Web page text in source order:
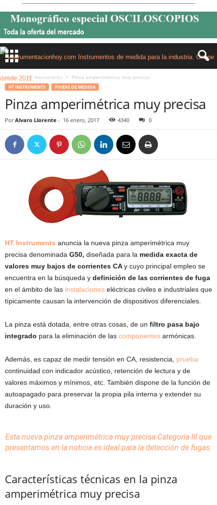
Inicio HT Instruments Pinza amperimétrica muy precisa
HT INSTRUMENTS PINZAS DE MEDIDA
Pinza amperimétrica muy precisa
Por Alvaro Llorente - 16 enero, 2017 4340 0
HT Instruments anuncia la nueva pinza amperimétrica muy
precisa denominada G50, diseñada para la medida exacta de
valores muy bajos de corrientes CAy cuyo principal empleo se
encuentra en la búsqueda y definición de las corrientes de fuga
en el ámbito de las instalaciones eléctricas civiles e industriales que
típicamente causan la intervención de dispositivos diferenciales.
La pinza está dotada, entre otras cosas, de un filtro pasa bajo
integrado para la eliminación de las componentes armónicas.
Además, es capaz de medir tensión en CA, resistencia, prueba
continuidad con indicador acústico, retención de lectura y de
valores máximos y mínimos, etc. También dispone de la función de
autoapagado para preservar la propia pila interna y extender su
duración y uso.
Esta nueva pinza amperimétrica muy precisa Categoría III que
presentamos en la noticia es ideal para la detección de fugas.
Características técnicas en la pinza
amperimétrica muy precisa